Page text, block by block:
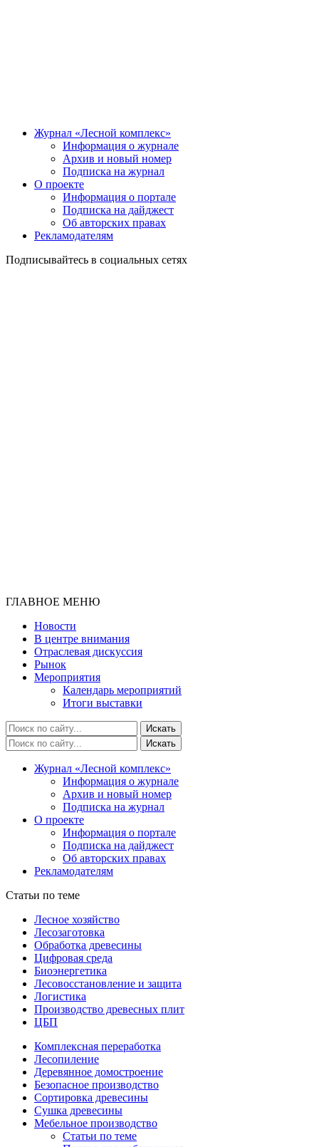
Журнал «Лесной комплекс»
Информация о журнале
Архив и новый номер
Подписка на журнал
О проекте
Информация о портале
Подписка на дайджест
Об авторских правах
Рекламодателям
Подписывайтесь в социальных сетях
ГЛАВНОЕ МЕНЮ
Новости
В центре внимания
Отраслевая дискуссия
Рынок
Мероприятия
Календарь мероприятий
Итоги выставки
Журнал «Лесной комплекс»
Информация о журнале
Архив и новый номер
Подписка на журнал
О проекте
Информация о портале
Подписка на дайджест
Об авторских правах
Рекламодателям
Статьи по теме
Лесное хозяйство
Лесозаготовка
Обработка древесины
Цифровая среда
Биоэнергетика
Лесовосстановление и защита
Логистика
Производство древесных плит
ЦБП
Комплексная переработка
Лесопиление
Деревянное домостроение
Безопасное производство
Сортировка древесины
Сушка древесины
Мебельное производство
Статьи по теме